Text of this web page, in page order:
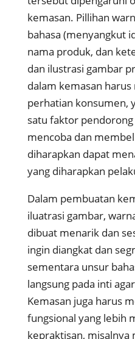
kemasan. Pillihan
bahasa (menyangkut
nama produk, dan
dan ilustrasi gambar
dalam kemasan
perhatian konsumen,
satu faktor
mencoba dan
diharapkan dapat
yang diharapkan
Dalam pembuatan
iluatrasi gambar,
dibuat menarik dan
ingin diangkat dan
sementara unsur
langsung pada inti
Kemasan juga harus
fungsional yang lebih
kepraktisan, misalnya